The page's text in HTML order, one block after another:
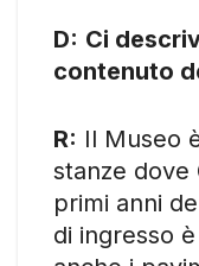
D: Ci
contenuto
R: Il Museo
stanze dove
primi anni
di ingresso